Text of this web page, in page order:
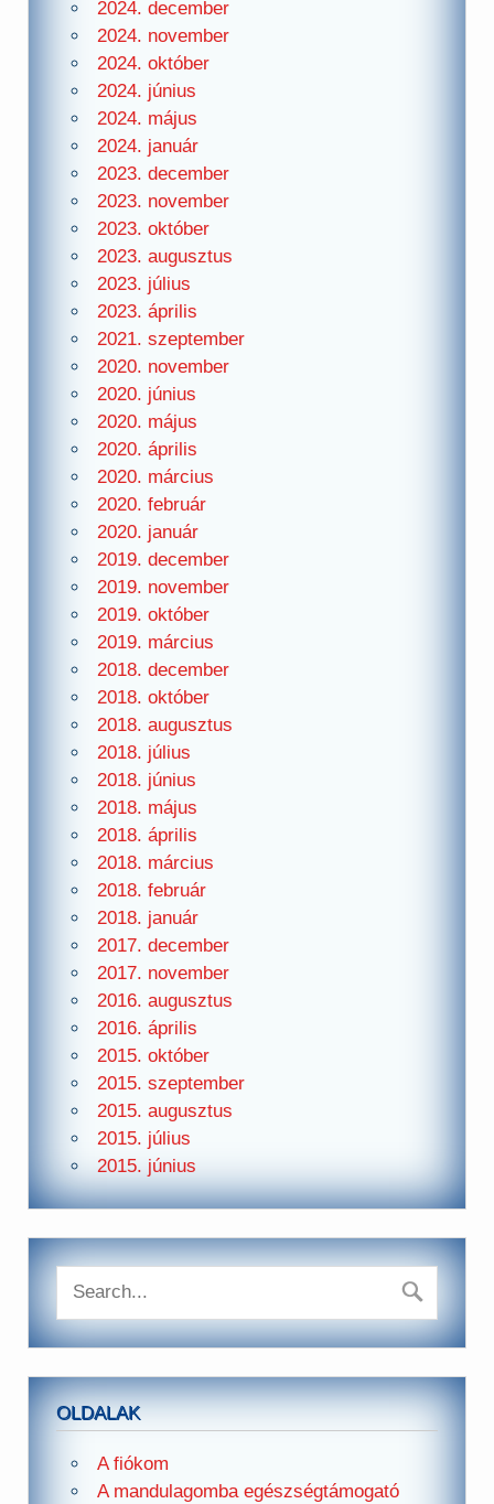
2024. december
2024. november
2024. október
2024. június
2024. május
2024. január
2023. december
2023. november
2023. október
2023. augusztus
2023. július
2023. április
2021. szeptember
2020. november
2020. június
2020. május
2020. április
2020. március
2020. február
2020. január
2019. december
2019. november
2019. október
2019. március
2018. december
2018. október
2018. augusztus
2018. július
2018. június
2018. május
2018. április
2018. március
2018. február
2018. január
2017. december
2017. november
2016. augusztus
2016. április
2015. október
2015. szeptember
2015. augusztus
2015. július
2015. június
OLDALAK
A fiókom
A mandulagomba egészségtámogató